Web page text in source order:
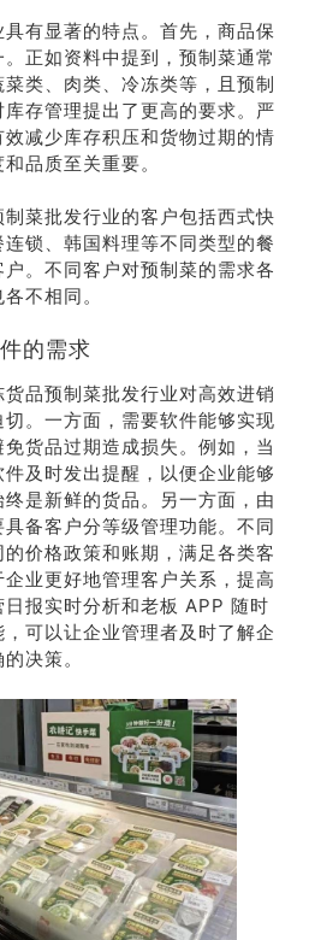
有显著的特点。首先，商品保
正如资料中提到，预制菜通常
类、肉类、冷冻类等，且预制
存管理提出了更高的要求。严
减少库存积压和货物过期的情
品质至关重要。
菜批发行业的客户包括西式快
锁、韩国料理等不同类型的餐
。不同客户对预制菜的需求各
不相同。
的需求
品预制菜批发行业对高效进销
。一方面，需要软件能够实现
货品过期造成损失。例如，当
及时发出提醒，以便企业能够
是新鲜的货品。另一方面，由
备客户分等级管理功能。不同
价格政策和账期，满足各类客
业更好地管理客户关系，提高
报实时分析和老板 APP 随时
可以让企业管理者及时了解企
决策。